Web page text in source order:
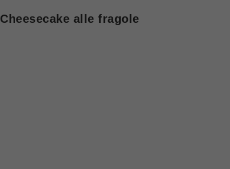
Cheesecake alle fragole